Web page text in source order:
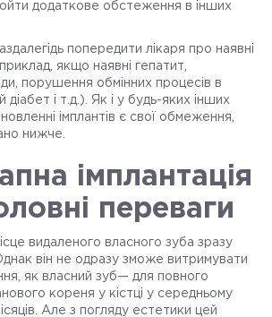
додаткове обстеження в інших
попередити лікаря про наявні
якщо наявні гепатит,
порушення обмінних процесів в
діабет і т.д.). Як і у будь-яких інших
імплантів є свої обмеження,
нижче.
імплантація
переваги
видаленого власного зуба зразу
він не одразу зможе витримувати
як власний зуб— для повного
кореня у кістці у середньому
Але з погляду естетики цей